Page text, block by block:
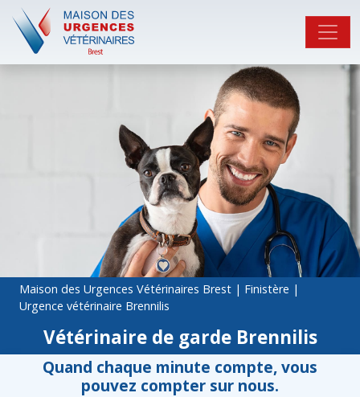
Maison des Urgences Vétérinaires Brest | Finistère |
Urgence vétérinaire Brennilis
Vétérinaire de garde Brennilis
Quand chaque minute compte, vous
pouvez compter sur nous.